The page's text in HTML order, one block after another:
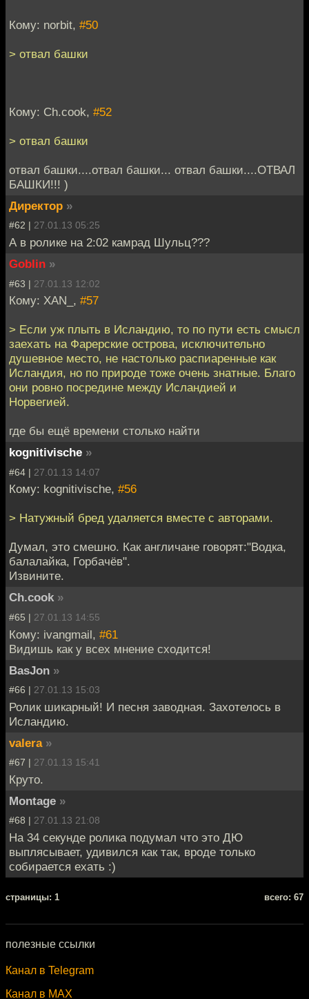
Кому: norbit, #50
> отвал башки
Кому: Ch.cook, #52
> отвал башки
отвал башки....отвал башки... отвал башки....ОТВАЛ
БАШКИ!!! )
Директор »
#62 | 27.01.13 05:25
А в ролике на 2:02 камрад Шульц???
Goblin »
#63 | 27.01.13 12:02
Кому: XAN_, #57
> Если уж плыть в Исландию, то по пути есть смысл
заехать на Фарерские острова, исключительно
душевное место, не настолько распиаренные как
Исландия, но по природе тоже очень знатные. Благо
они ровно посредине между Исландией и
Норвегией.
где бы ещё времени столько найти
kognitivische »
#64 | 27.01.13 14:07
Кому: kognitivische, #56
> Натужный бред удаляется вместе с авторами.
Думал, это смешно. Как англичане говорят:"Водка,
балалайка, Горбачёв".
Извините.
Ch.cook »
#65 | 27.01.13 14:55
Кому: ivangmail, #61
Видишь как у всех мнение сходится!
BasJon »
#66 | 27.01.13 15:03
Ролик шикарный! И песня заводная. Захотелось в
Исландию.
valera »
#67 | 27.01.13 15:41
Круто.
Montage »
#68 | 27.01.13 21:08
На 34 секунде ролика подумал что это ДЮ
выплясывает, удивился как так, вроде только
собирается ехать :)
cтраницы: 1 всего: 67
полезные ссылки
Канал в Telegram
Канал в MAX